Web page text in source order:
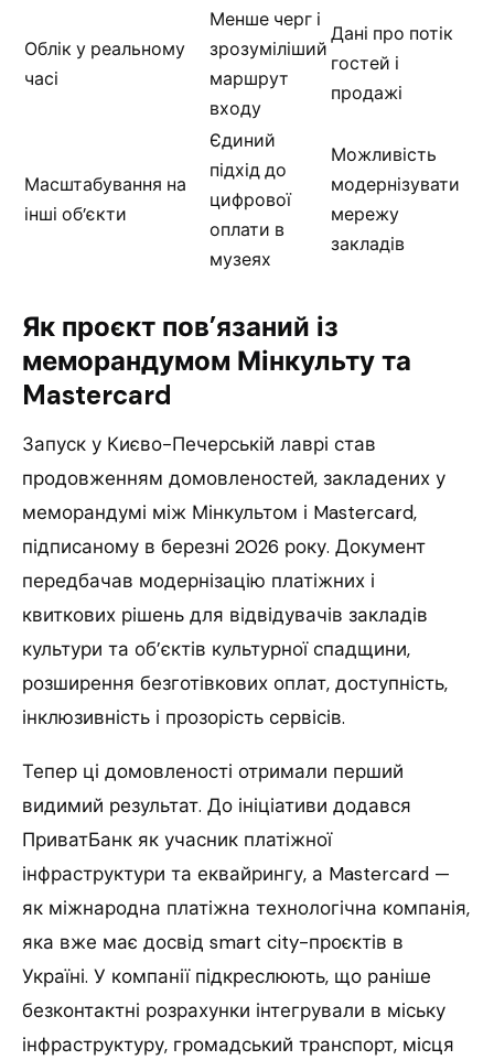
Облік у реальному
часі
Менше черг і
зрозуміліший
маршрут
входу
Дані про потік
гостей і
продажі
Масштабування на
інші об’єкти
Єдиний
підхід до
цифрової
оплати в
музеях
Можливість
модернізувати
мережу
закладів
Як проєкт пов’язаний із
меморандумом Мінкульту та
Mastercard
Запуск у Києво-Печерській лаврі став
продовженням домовленостей, закладених у
меморандумі між Мінкультом і Mastercard,
підписаному в березні 2026 року. Документ
передбачав модернізацію платіжних і
квиткових рішень для відвідувачів закладів
культури та об’єктів культурної спадщини,
розширення безготівкових оплат, доступність,
інклюзивність і прозорість сервісів.
Тепер ці домовленості отримали перший
видимий результат. До ініціативи додався
ПриватБанк як учасник платіжної
інфраструктури та еквайрингу, а Mastercard —
як міжнародна платіжна технологічна компанія,
яка вже має досвід smart city-проєктів в
Україні. У компанії підкреслюють, що раніше
безконтактні розрахунки інтегрували в міську
інфраструктуру, громадський транспорт, місця